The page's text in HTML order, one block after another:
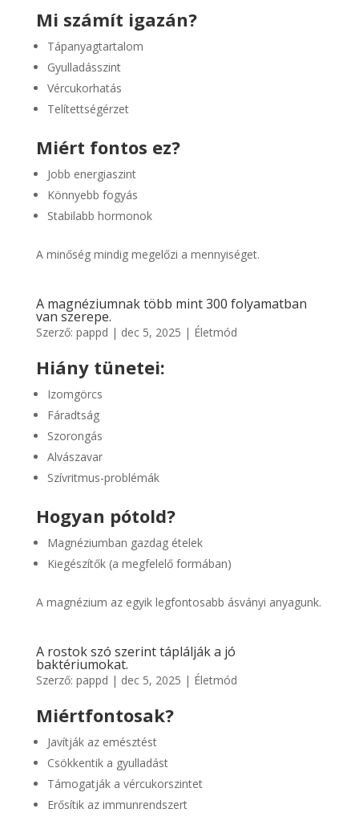
Mi számít igazán?
Tápanyagtartalom
Gyulladásszint
Vércukorhatás
Telítettségérzet
Miért fontos ez?
Jobb energiaszint
Könnyebb fogyás
Stabilabb hormonok
A minőség mindig megelőzi a mennyiséget.
A magnéziumnak több mint 300 folyamatban
van szerepe.
Szerző: pappd | dec 5, 2025 | Életmód
Hiány tünetei:
Izomgörcs
Fáradtság
Szorongás
Alvászavar
Szívritmus-problémák
Hogyan pótold?
Magnéziumban gazdag ételek
Kiegészítők (a megfelelő formában)
A magnézium az egyik legfontosabb ásványi anyagunk.
A rostok szó szerint táplálják a jó
baktériumokat.
Szerző: pappd | dec 5, 2025 | Életmód
Miértfontosak?
Javítják az emésztést
Csökkentik a gyulladást
Támogatják a vércukorszintet
Erősítik az immunrendszert